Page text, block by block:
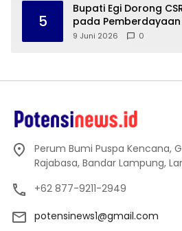
5
Bupati Egi Dorong
pada
Ekonomi Produktif
9 Juni 2026 0
Perum Bumi Puspa Kencana,
Rajabasa, Bandar Lampung,
+62 877-9211-2949
potensinews1@gmail.com